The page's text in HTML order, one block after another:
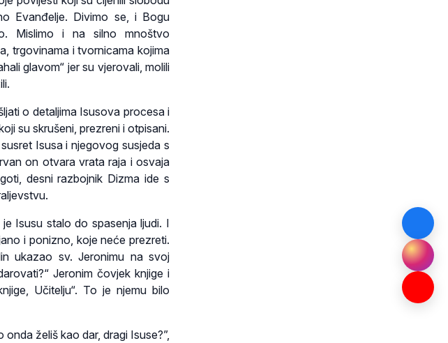
Evanđelje. Divimo se, i Bogu
Mislimo i na silno mnoštvo
trgovinama i tvornicama kojima
glavom“ jer su vjerovali, molili
o detaljima Isusova procesa i
su skrušeni, prezreni i otpisani.
Isusa i njegovog susjeda s
on otvara vrata raja i osvaja
desni razbojnik Dizma ide s
Isusu stalo do spasenja ljudi. I
i ponizno, koje neće prezreti.
ukazao sv. Jeronimu na svoj
Jeronim čovjek knjige i
Učitelju“. To je njemu bilo
želiš kao dar, dragi Isuse?”,